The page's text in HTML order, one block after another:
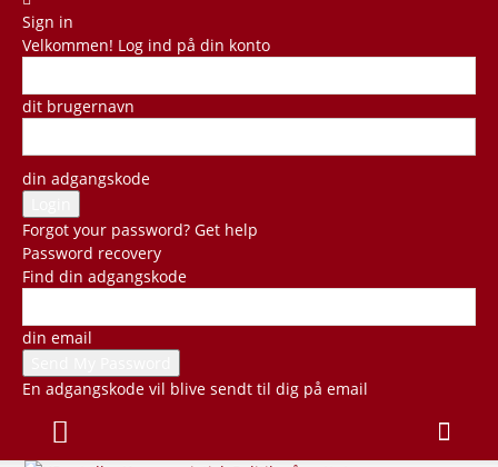
Sign in
Velkommen! Log ind på din konto
dit brugernavn
din adgangskode
Forgot your password? Get help
Password recovery
Find din adgangskode
din email
En adgangskode vil blive sendt til dig på email